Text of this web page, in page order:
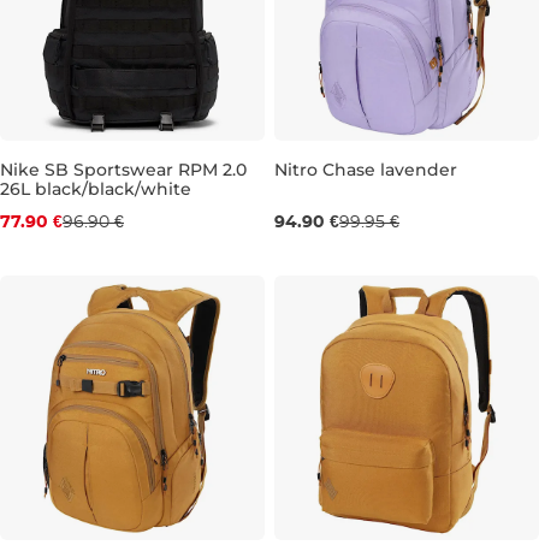
Zľava -20 %
Nike SB Sportswear RPM 2.0
26L black/black/white
77.90 €96.90 € 35L 51×37×23 cm
Nitro Chase lavender
94.90 €99.95 €